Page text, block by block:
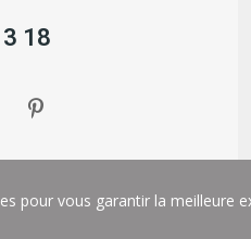
18
pour vous garantir la meilleure